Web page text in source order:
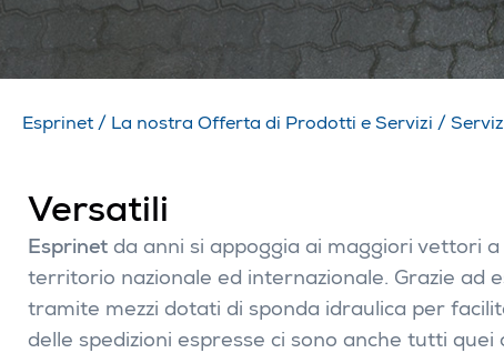
Esprinet / La nostra Offerta di Prodotti e Servizi /
Versatili
Esprinet da anni si appoggia ai maggiori vettori
territorio nazionale ed internazionale. Grazie ad
tramite mezzi dotati di sponda idraulica per
delle spedizioni espresse ci sono anche tutti